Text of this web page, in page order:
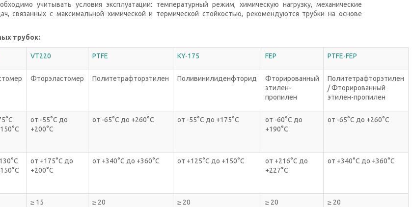
учитывать условия эксплуатации: температурный режим, химическую нагрузку, механические
связанных с максимальной химической и термической стойкостью, рекомендуются трубки на основе
трубок:
VT220 PTFE KY-175 FEP PTFE-FEP
Фторэластомер Политетрафторэтилен Поливинилиденфторид
Фторированный
этилен-
пропилен
Политетрафторэтилен
/ Фторированный
этилен-пропилен
от -55°С до
+200°С
от -65°С до +260°С от -55°С до +175°С
от -60°С до
+190°С
от -65°С до +260°С
от +175°С до
+200°С
от +340°С до +360°С от +125°С до +150°С
от +216°С до
+227°С
от +340°С до +360°С
≥ 15 ≥ 20 ≥ 20 ≥ 20 ≥ 20